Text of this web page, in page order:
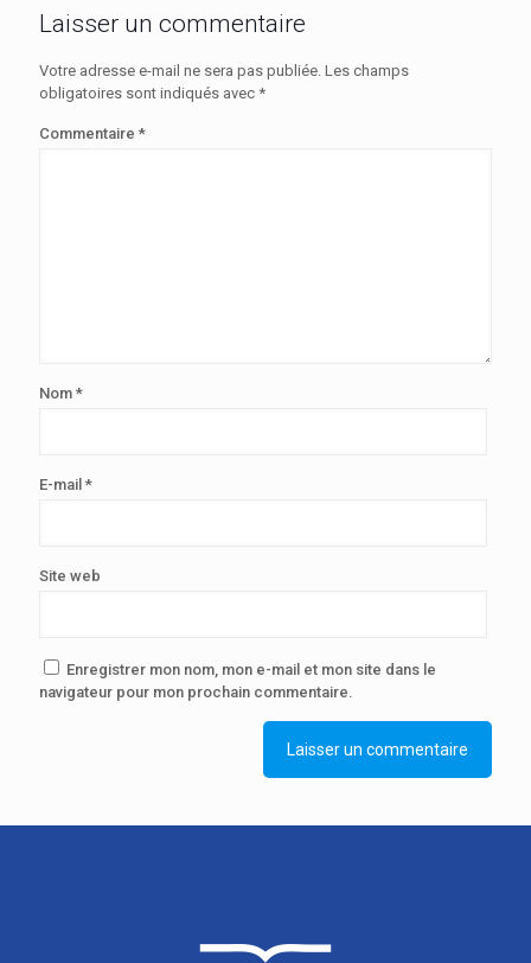
Laisser un commentaire
Votre adresse e-mail ne sera pas publiée. Les champs
obligatoires sont indiqués avec *
Commentaire *
Nom *
E-mail *
Site web
Enregistrer mon nom, mon e-mail et mon site dans le
navigateur pour mon prochain commentaire.